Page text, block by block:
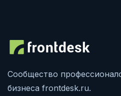
Сообщество
бизнеса frontdesk.ru.